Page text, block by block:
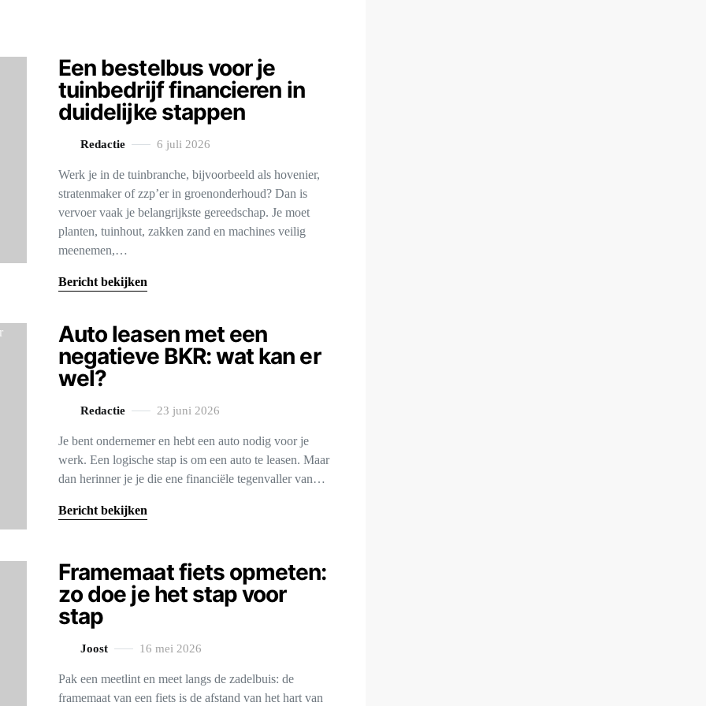
Een bestelbus voor je
tuinbedrijf financieren in
duidelijke stappen
Redactie 6 juli 2026
Werk je in de tuinbranche, bijvoorbeeld als hovenier,
stratenmaker of zzp’er in groenonderhoud? Dan is
vervoer vaak je belangrijkste gereedschap. Je moet
planten, tuinhout, zakken zand en machines veilig
meenemen,…
Bericht bekijken
Auto leasen met een
negatieve BKR: wat kan er
wel?
Redactie 23 juni 2026
Je bent ondernemer en hebt een auto nodig voor je
werk. Een logische stap is om een auto te leasen. Maar
dan herinner je je die ene financiële tegenvaller van…
Bericht bekijken
Framemaat fiets opmeten:
zo doe je het stap voor
stap
Joost 16 mei 2026
Pak een meetlint en meet langs de zadelbuis: de
framemaat van een fiets is de afstand van het hart van